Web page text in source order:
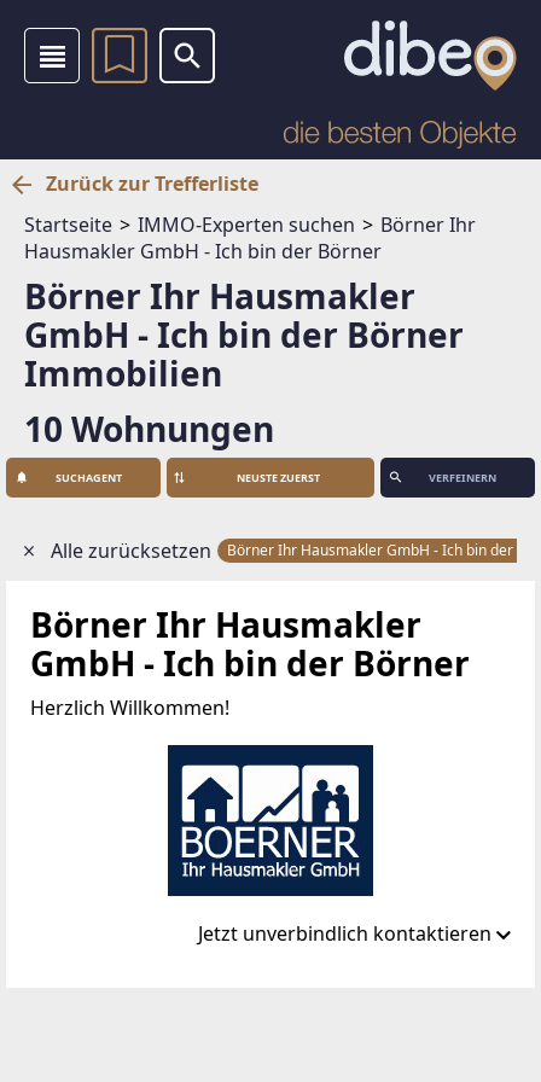
Zurück zur Trefferliste
Startseite
IMMO-Experten suchen
Börner Ihr
Hausmakler GmbH - Ich bin der Börner
Börner Ihr Hausmakler
GmbH - Ich bin der Börner
Immobilien
10 Wohnungen
SUCHAGENT VERFEINERN
Alle zurücksetzen Börner Ihr Hausmakler GmbH - Ich bin der
Börner Ihr Hausmakler
GmbH - Ich bin der Börner
Herzlich Willkommen!
Jetzt unverbindlich kontaktieren